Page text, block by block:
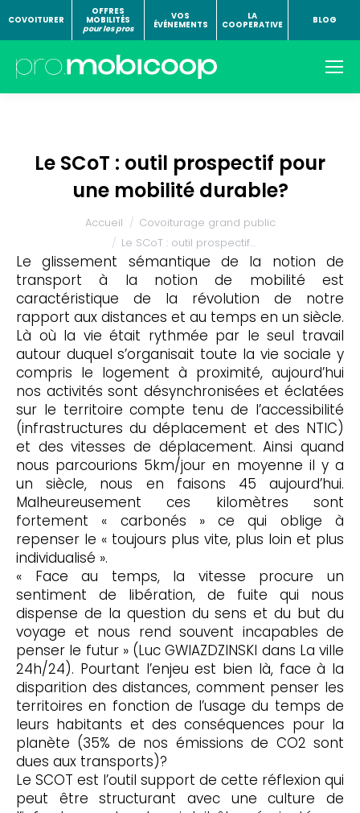
COVOITURER
OFFRES
MOBILITÉS
pour les pros
VOS
ÉVÉNEMENTS
LA
COOPERATIVE
BLOG
Le SCoT : outil prospectif pour
une mobilité durable?
Accueil
Covoiturage grand public
Le SCoT : outil prospectif…
Le glissement sémantique de la notion de
transport à la notion de mobilité est
caractéristique de la révolution de notre
rapport aux distances et au temps en un siècle.
Là où la vie était rythmée par le seul travail
autour duquel s’organisait toute la vie sociale y
compris le logement à proximité, aujourd’hui
nos activités sont désynchronisées et éclatées
sur le territoire compte tenu de l’accessibilité
(infrastructures du déplacement et des NTIC)
et des vitesses de déplacement. Ainsi quand
nous parcourions 5km/jour en moyenne il y a
un siècle, nous en faisons 45 aujourd’hui.
Malheureusement ces kilomètres sont
fortement « carbonés » ce qui oblige à
repenser le « toujours plus vite, plus loin et plus
individualisé ».
« Face au temps, la vitesse procure un
sentiment de libération, de fuite qui nous
dispense de la question du sens et du but du
voyage et nous rend souvent incapables de
penser le futur » (Luc GWIAZDZINSKI dans La ville
24h/24). Pourtant l’enjeu est bien là, face à la
disparition des distances, comment penser les
territoires en fonction de l’usage du temps de
leurs habitants et des conséquences pour la
planète (35% de nos émissions de CO2 sont
dues aux transports)?
Le SCOT est l’outil support de cette réflexion qui
peut être structurant avec une culture de